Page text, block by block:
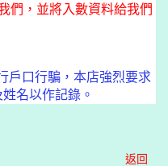
們，並將入數資料給我們
戶口行騙，本店強烈要求
名以作記錄。
返回